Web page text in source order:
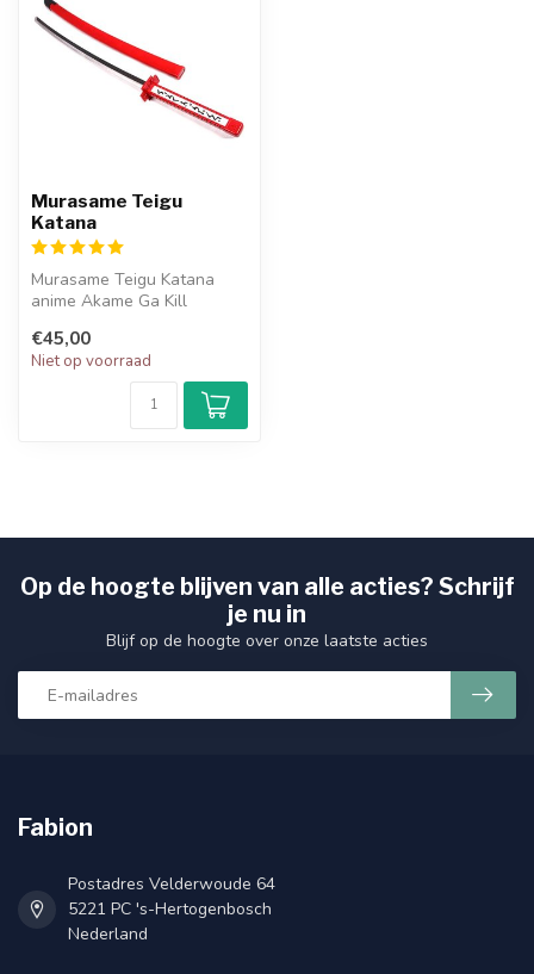
Murasame Teigu
Katana
Murasame Teigu Katana
anime Akame Ga Kill
€45,00
Niet op voorraad
Op de hoogte blijven van alle acties? Schrijf
je nu in
Blijf op de hoogte over onze laatste acties
Fabion
Postadres Velderwoude 64
5221 PC 's-Hertogenbosch
Nederland